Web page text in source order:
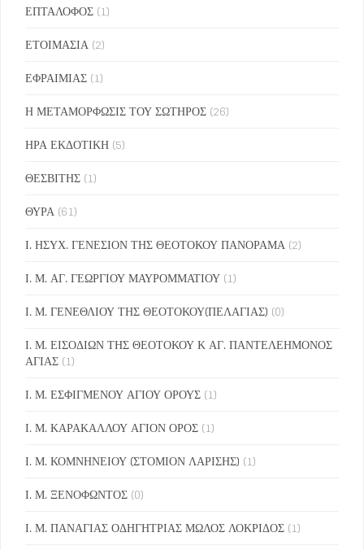
ΕΠΤΑΛΟΦΟΣ (1)
ΕΤΟΙΜΑΣΙΑ (2)
ΕΦΡΑΙΜΙΑΣ (1)
Η ΜΕΤΑΜΟΡΦΩΣΙΣ ΤΟΥ ΣΩΤΗΡΟΣ (26)
ΗΡΑ ΕΚΔΟΤΙΚΗ (5)
ΘΕΣΒΙΤΗΣ (1)
ΘΥΡΑ (61)
Ι. ΗΣΥΧ. ΓΕΝΕΣΙΟΝ ΤΗΣ ΘΕΟΤΟΚΟΥ ΠΑΝΟΡΑΜΑ (2)
Ι. Μ. ΑΓ. ΓΕΩΡΓΙΟΥ ΜΑΥΡΟΜΜΑΤΙΟΥ (1)
Ι. Μ. ΓΕΝΕΘΛΙΟΥ ΤΗΣ ΘΕΟΤΟΚΟΥ(ΠΕΛΑΓΙΑΣ) (0)
Ι. Μ. ΕΙΣΟΔΙΩΝ ΤΗΣ ΘΕΟΤΟΚΟΥ Κ ΑΓ. ΠΑΝΤΕΛΕΗΜΟΝΟΣ
ΑΓΙΑΣ (1)
Ι. Μ. ΕΣΦΙΓΜΕΝΟΥ ΑΓΙΟΥ ΟΡΟΥΣ (1)
Ι. Μ. ΚΑΡΑΚΑΛΛΟΥ ΑΓΙΟΝ ΟΡΟΣ (1)
Ι. Μ. ΚΟΜΝΗΝΕΙΟΥ (ΣΤΟΜΙΟΝ ΛΑΡΙΣΗΣ) (1)
Ι. Μ. ΞΕΝΟΦΩΝΤΟΣ (0)
Ι. Μ. ΠΑΝΑΓΙΑΣ ΟΔΗΓΗΤΡΙΑΣ ΜΩΛΟΣ ΛΟΚΡΙΔΟΣ (1)